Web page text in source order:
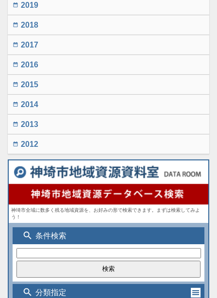
date_range 2019
date_range 2018
date_range 2017
date_range 2016
date_range 2015
date_range 2014
date_range 2013
date_range 2012
神埼市全域に数多く残る地域資源を、お好みの形で検索できます。まずは検索してみよ
う！
search 条件検索
search 分類指定